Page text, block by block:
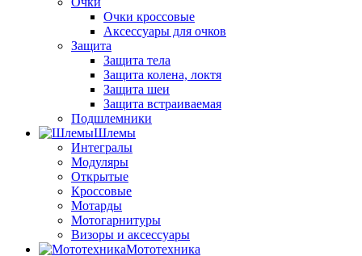
Очки кроссовые
Аксессуары для очков
Защита
Защита тела
Защита колена, локтя
Защита шеи
Защита встраиваемая
Подшлемники
Шлемы
Интегралы
Модуляры
Открытые
Кроссовые
Мотарды
Мотогарнитуры
Визоры и аксессуары
Мототехника